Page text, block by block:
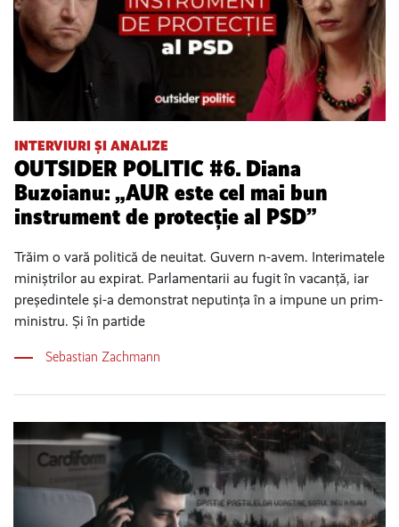
INTERVIURI ȘI ANALIZE
OUTSIDER POLITIC #6. Diana
Buzoianu: „AUR este cel mai bun
instrument de protecție al PSD”
Trăim o vară politică de neuitat. Guvern n-avem. Interimatele
miniștrilor au expirat. Parlamentarii au fugit în vacanță, iar
președintele și-a demonstrat neputința în a impune un prim-
ministru. Și în partide
Sebastian Zachmann